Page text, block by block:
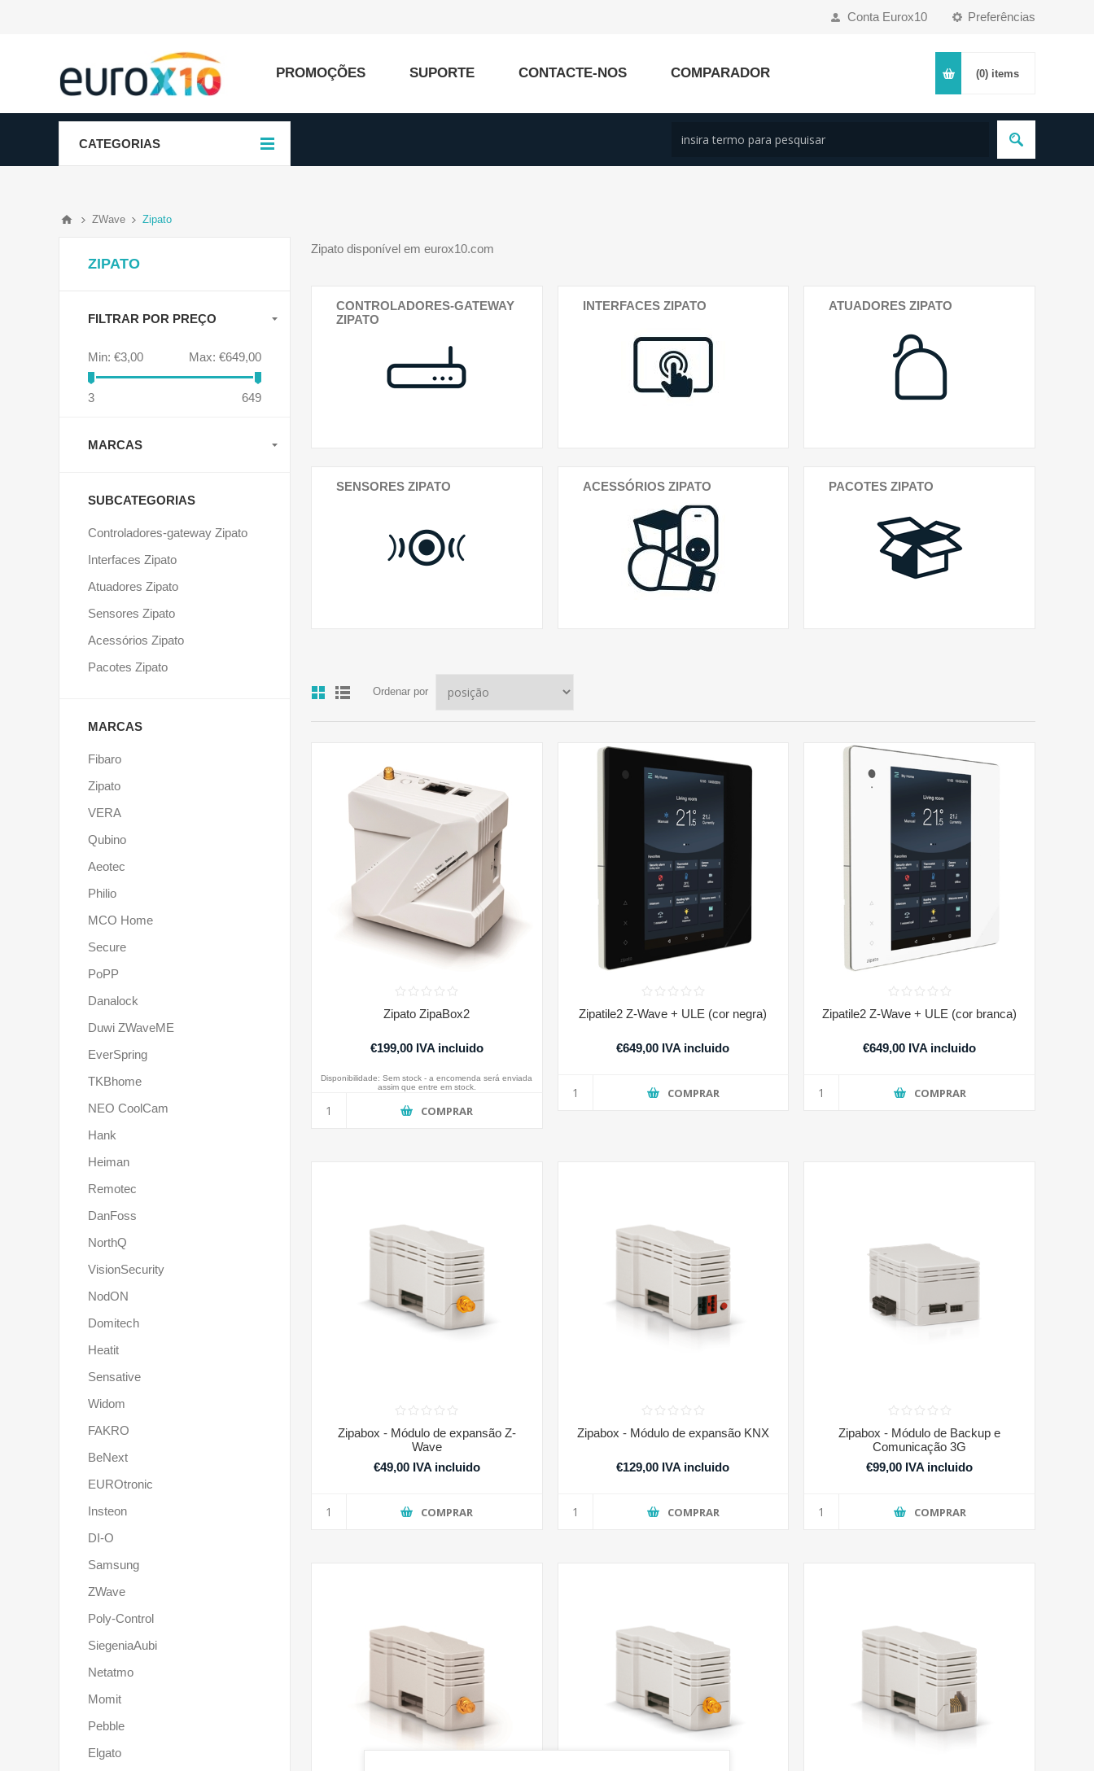
Preferências
Conta Eurox10
PROMOÇÕES SUPORTE CONTACTE-NOS COMPARADOR (0) items
CATEGORIAS
ZWave Zipato
Zipato disponível em eurox10.com
CONTROLADORES-GATEWAY
ZIPATO
INTERFACES ZIPATO ATUADORES ZIPATO
SENSORES ZIPATO ACESSÓRIOS ZIPATO PACOTES ZIPATO
Ordenar por
Zipato ZipaBox2
€199,00 IVA incluido
COMPRAR
Disponibilidade: Sem stock - a encomenda será enviada
assim que entre em stock.
Zipatile2 Z-Wave + ULE (cor negra)
€649,00 IVA incluido
COMPRAR
Zipatile2 Z-Wave + ULE (cor branca)
€649,00 IVA incluido
COMPRAR
Zipabox - Módulo de expansão Z-
Wave
€49,00 IVA incluido
COMPRAR
Zipabox - Módulo de expansão KNX
€129,00 IVA incluido
COMPRAR
Zipabox - Módulo de Backup e
Comunicação 3G
€99,00 IVA incluido
COMPRAR
ZIPATO
FILTRAR POR PREÇO
Min: €3,00 Max: €649,00
3 649
MARCAS
SUBCATEGORIAS
Controladores-gateway Zipato
Interfaces Zipato
Atuadores Zipato
Sensores Zipato
Acessórios Zipato
Pacotes Zipato
MARCAS
Fibaro
Zipato
VERA
Qubino
Aeotec
Philio
MCO Home
Secure
PoPP
Danalock
Duwi ZWaveME
EverSpring
TKBhome
NEO CoolCam
Hank
Heiman
Remotec
DanFoss
NorthQ
VisionSecurity
NodON
Domitech
Heatit
Sensative
Widom
FAKRO
BeNext
EUROtronic
Insteon
DI-O
Samsung
ZWave
Poly-Control
SiegeniaAubi
Netatmo
Momit
Pebble
Elgato